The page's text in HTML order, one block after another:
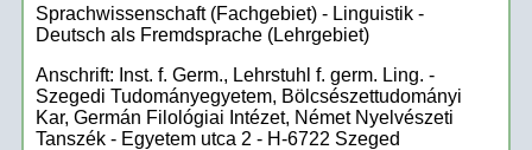
Sprachwissenschaft (Fachgebiet) - Linguistik -
Deutsch als Fremdsprache (Lehrgebiet)
Anschrift: Inst. f. Germ., Lehrstuhl f. germ. Ling. -
Szegedi Tudományegyetem, Bölcsészettudományi
Kar, Germán Filológiai Intézet, Német Nyelvészeti
Tanszék - Egyetem utca 2 - H-6722 Szeged